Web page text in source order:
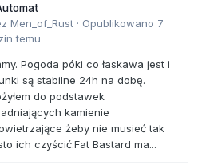
Men_of_Rust · Opublikowano 7
temu
Pogoda póki co łaskawa jest i
są stabilne 24h na dobę.
do podstawek
kamienie
żeby nie musieć tak
ich czyścić.Fat Bastard ma...